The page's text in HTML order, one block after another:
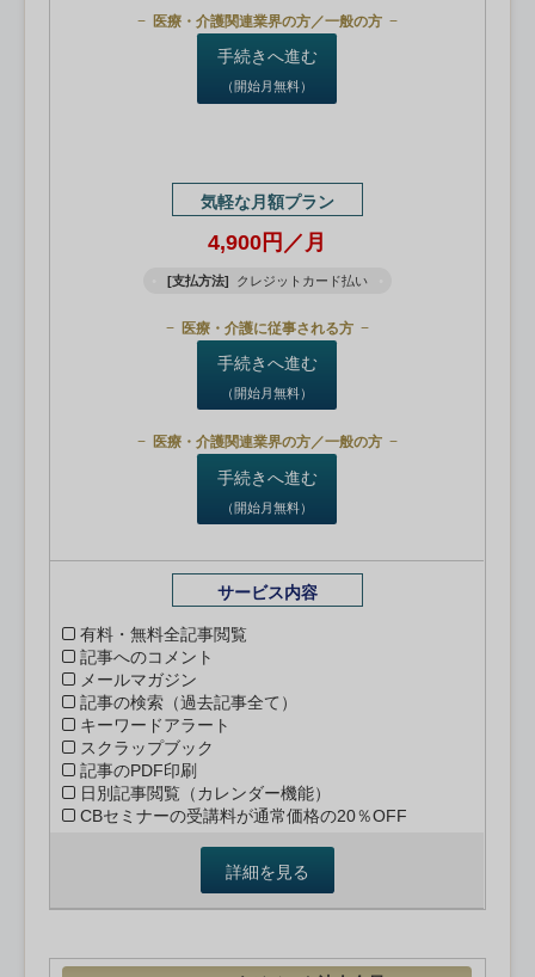
医療・介護関連業界の方／一般の方
手続きへ進む
（開始月無料）
気軽な月額プラン
4,900円／月
[支払方法] クレジットカード払い
医療・介護に従事される方
手続きへ進む
（開始月無料）
医療・介護関連業界の方／一般の方
手続きへ進む
（開始月無料）
サービス内容
有料・無料全記事閲覧
記事へのコメント
メールマガジン
記事の検索（過去記事全て）
キーワードアラート
スクラップブック
記事のPDF印刷
日別記事閲覧（カレンダー機能）
CBセミナーの受講料が通常価格の20％OFF
詳細を見る